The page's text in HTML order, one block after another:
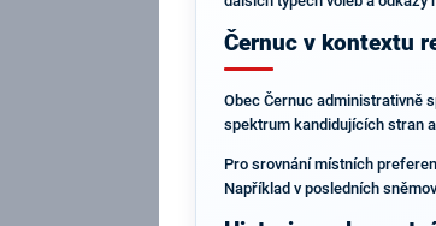
Černuc v kontextu
Obec Černuc administrativně
spektrum kandidujících stran
Pro srovnání místních
Například v posledních